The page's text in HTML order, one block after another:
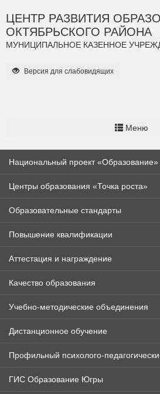
ЦЕНТР РАЗВИТИЯ
ОКТЯБРЬСКОГО РАЙОНА
МУНИЦИПАЛЬНОЕ КАЗЕННОЕ
Версия для слабовидящих
Меню
Национальный проект «Образование»
Центры образования «Точка роста»
Образовательные стандарты
Повышение квалификации
Аттестация и награждение
Качество образования
Учебно-методические объединения
Дистанционное обучение
Профильный психолого-
ГИС Образование Югры